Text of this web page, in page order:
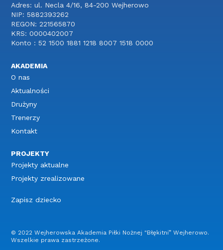
Adres: ul. Necla 4/16, 84-200 Wejherowo
NIP: 5882393262
REGON: 221565870
KRS: 0000402007
Konto : 52 1500 1881 1218 8007 1518 0000
AKADEMIA
O nas
Aktualności
Drużyny
Trenerzy
Kontakt
PROJEKTY
Projekty aktualne
Projekty zrealizowane
Zapisz dziecko
© 2022 Wejherowska Akademia Piłki Nożnej "Błękitni” Wejherowo.
Wszelkie prawa zastrzeżone.